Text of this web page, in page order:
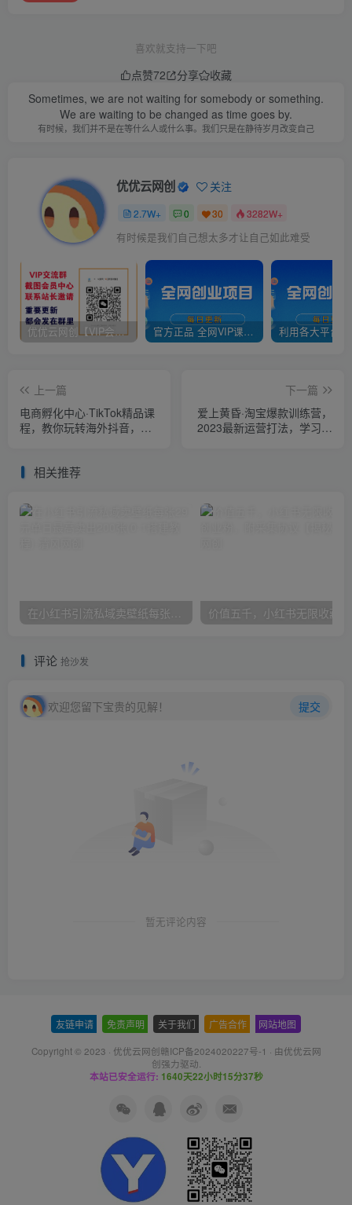
喜欢就支持一下吧
点赞72 分享
收藏
Sometimes, we are not waiting for somebody or something.
We are waiting to be changed as time goes by.
有时候，我们并不是在等什么人或什么事。我们只是在静待岁月改变自己
优优云网创 关注
2.7W+ 0 30 3282W+
有时候是我们自己想太多才让自己如此难受
优优云网创【VIP会员专属交流群】 官方正品 全网VIP课程 无损下载~
上一篇
电商孵化中心·TikTok精品课
程，教你玩转海外抖音，低
下一篇
爱上黄昏·淘宝爆款训练营，
2023最新运营打法，学习爆
相关推荐
在小红书引流私域卖壁纸每张29元单日最高卖出200张(0-1搭建教程)
评论 抢沙发
欢迎您留下宝贵的见解！ 提交
暂无评论内容
友链申请 免责声明 关于我们 广告合作 网站地图
Copyright © 2023 · 优优云网创赣ICP备2024020227号-1 · 由优优云网
创强力驱动.
本站已安全运行: 1640天22小时15分38秒